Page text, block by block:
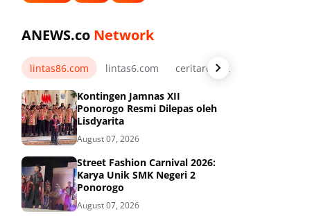
ANEWS.co Network
lintas86.com lintas6.com ceritarelawan.my.id
Kontingen Jamnas XII
Ponorogo Resmi Dilepas oleh
Lisdyarita
August 07, 2026
Street Fashion Carnival 2026:
Karya Unik SMK Negeri 2
Ponorogo
August 07, 2026